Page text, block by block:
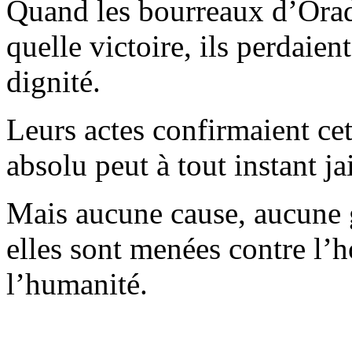
Quand les bourreaux
quelle victoire, ils
dignité.
Leurs actes confirmaient
absolu peut à tout instant
Mais aucune cause,
elles sont menées contre
l’humanité.